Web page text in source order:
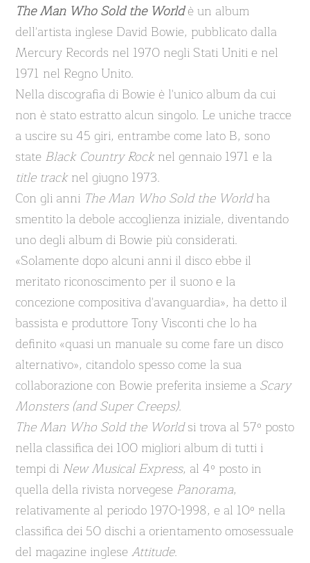
The Man Who Sold the Worldè un album
dell'artista inglese David Bowie, pubblicato dalla
Mercury Records nel 1970 negli Stati Uniti e nel
1971 nel Regno Unito.
Nella discografia di Bowie è l'unico album da cui
non è stato estratto alcun singolo. Le uniche tracce
a uscire su 45 giri, entrambe come lato B, sono
state Black Country Rocknel gennaio 1971 e la
title tracknel giugno 1973.
Con gli anni The Man Who Sold the Worldha
smentito la debole accoglienza iniziale, diventando
uno degli album di Bowie più considerati.
«Solamente dopo alcuni anni il disco ebbe il
meritato riconoscimento per il suono e la
concezione compositiva d'avanguardia», ha detto il
bassista e produttore Tony Visconti che lo ha
definito «quasi un manuale su come fare un disco
alternativo», citandolo spesso come la sua
collaborazione con Bowie preferita insieme a Scary
Monsters (and Super Creeps).
The Man Who Sold the Worldsi trova al 57º posto
nella classifica dei 100 migliori album di tutti i
tempi di New Musical Express, al 4º posto in
quella della rivista norvegese Panorama,
relativamente al periodo 1970-1998, e al 10º nella
classifica dei 50 dischi a orientamento omosessuale
del magazine ingleseAttitude.